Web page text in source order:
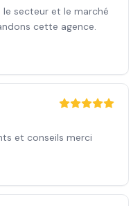
secteur et le marché
cette agence.
et conseils merci